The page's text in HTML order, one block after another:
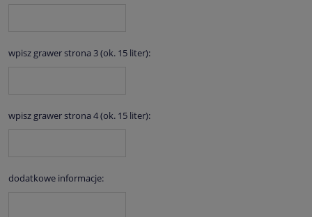
wpisz grawer strona 3 (ok. 15 liter):
wpisz grawer strona 4 (ok. 15 liter):
dodatkowe informacje: